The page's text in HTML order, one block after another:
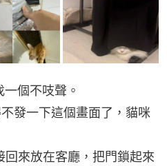
個不吱聲。
發一下這個畫面了，貓咪
來放在客廳，把門鎖起來